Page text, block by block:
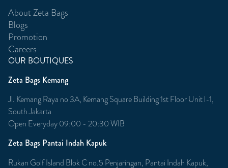
About Zeta Bags
Blogs
Promotion
Careers
OUR BOUTIQUES
Zeta Bags Kemang
Jl. Kemang Raya no 3A, Kemang Square Building 1st Floor Unit l-1,
South Jakarta
Open Everyday 09:00 - 20:30 WIB
Zeta Bags Pantai Indah Kapuk
Rukan Golf Island Blok C no.5 Penjaringan, Pantai Indah Kapuk,